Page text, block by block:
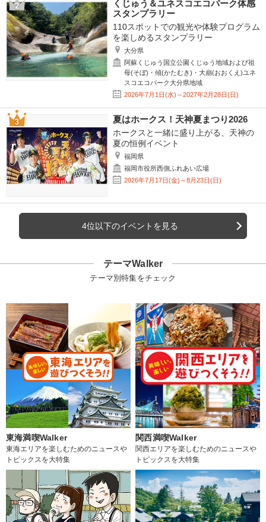
くじゅう＆ユネスコエコパーク体感
スタンプラリー
110スポットでの観光や体験プログラム
を楽しめるスタンプラリー
大分県
阿蘇くじゅう国立公園くじゅう地域および祖
母(そぼ)・傾(かたむき)・大崩(おおくえ)ユネ
スコエコパーク大分県地域
2026年7月1日(水)～2027年2月28日(日)
夏はホークス！天神夏まつり2026
ホークスと一緒に盛り上がる、天神の
夏の恒例イベント
福岡県
福岡市役所西側ふれあい広場
2026年7月17日(金)～8月23日(日)
4位以下のイベントを見る
テーマWalker
テーマ別特集をチェック
東海満喫Walker
東海エリアを楽しむためのニュースや
トピックスを大特集
関西満喫Walker
関西エリアを楽しむためのニュースや
トピックスを大特集